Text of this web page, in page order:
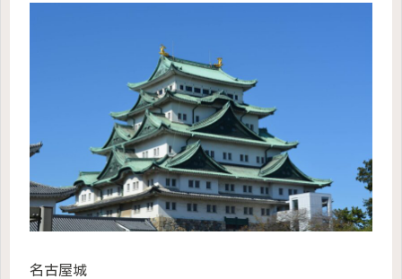
名古屋城